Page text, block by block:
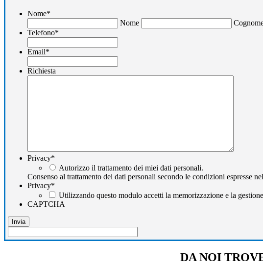
Nome*
Nome
Telefono*
Email*
Richiesta
Privacy*
Autorizzo il trattamento dei miei dati personali.
Consenso al trattamento dei dati personali secondo le condizioni espresse
Privacy*
Utilizzando questo modulo accetti la memorizzazione e la
CAPTCHA
DA NOI